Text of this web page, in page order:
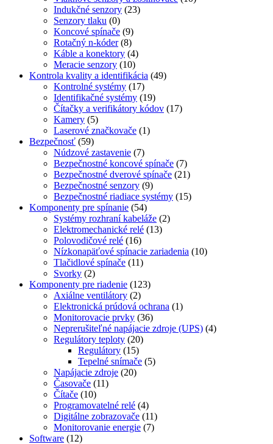
Indukčné senzory (23)
Senzory tlaku (0)
Koncové spínače (9)
Rotačný n-kóder (8)
Káble a konektory (4)
Meracie senzory (10)
Kontrola kvality a identifikácia (49)
Kontrolné systémy (17)
Identifikačné systémy (19)
Čítačky a verifikátory kódov (17)
Kamery (5)
Laserové značkovače (1)
Bezpečnosť (59)
Núdzové zastavenie (7)
Bezpečnostné koncové spínače (7)
Bezpečnostné dverové spínače (21)
Bezpečnostné senzory (9)
Bezpečnostné riadiace systémy (15)
Komponenty pre spínanie (54)
Systémy rozhraní kabeláže (2)
Elektromechanické relé (13)
Polovodičové relé (16)
Nízkonapäťové spínacie zariadenia (10)
Tlačidlové spínače (11)
Svorky (2)
Komponenty pre riadenie (123)
Axiálne ventilátory (2)
Elektronická prúdová ochrana (1)
Monitorovacie prvky (36)
Neprerušiteľné napájacie zdroje (UPS) (4)
Regulátory teploty (20)
Regulátory (15)
Tepelné snímače (5)
Napájacie zdroje (20)
Časovače (11)
Čítače (10)
Programovatelné relé (4)
Digitálne zobrazovače (11)
Monitorovanie energie (7)
Software (12)